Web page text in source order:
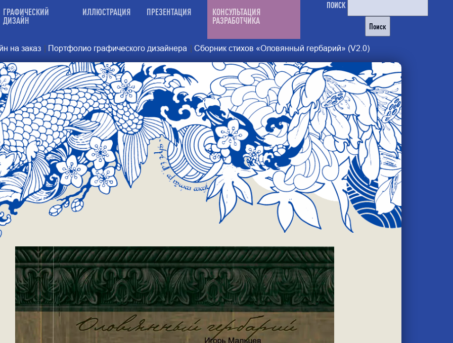
ГРАФИЧЕСКИЙ
ДИЗАЙН
ИЛЛЮСТРАЦИЯ ПРЕЗЕНТАЦИЯ
КОНСУЛЬТАЦИЯ
РАЗРАБОТЧИКА
ПОИСК
на заказ | Портфолио графического дизайнера | Сборник стихов «Оловянный гербарий» (V2.0)